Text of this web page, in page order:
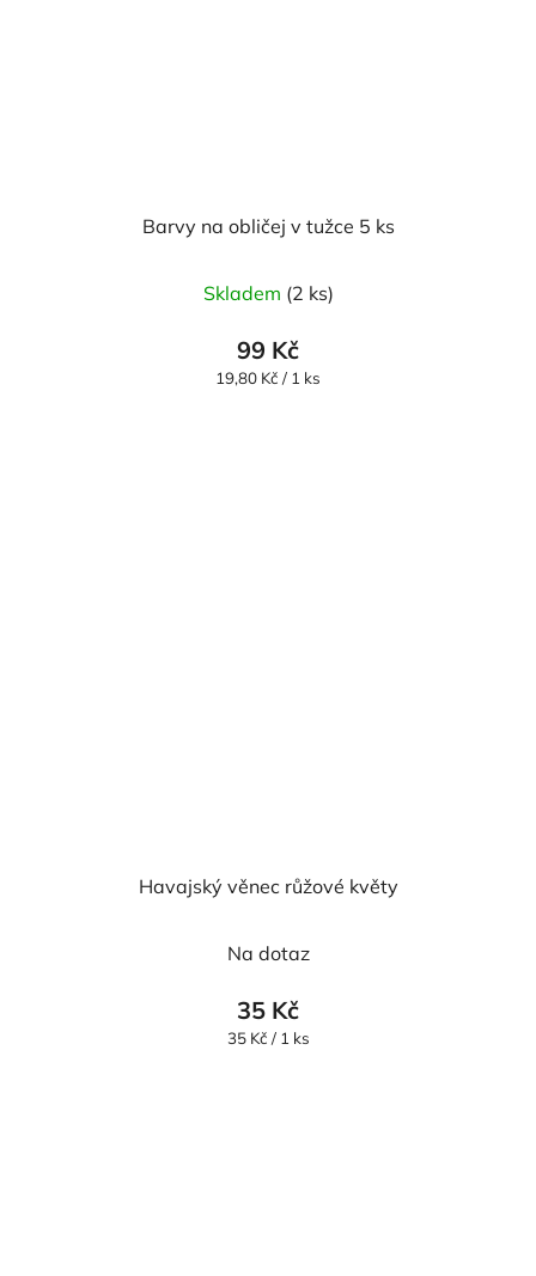
Barvy na obličej v tužce 5 ks
Skladem (2 ks)
99 Kč
Měrná
19,80 Kč / 1 ks
Havajský věnec růžové květy
hodnocení
produktu
je
Na dotaz
35 Kč
Měrná
35 Kč / 1 ks